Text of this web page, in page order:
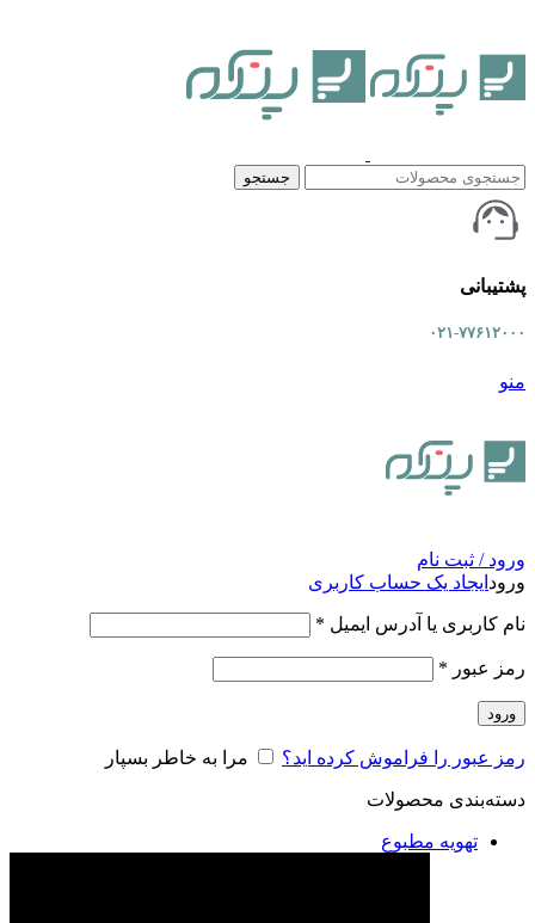
جستجو
پشتیبانی
۰۲۱-۷۷۶۱۲۰۰۰
منو
ورود / ثبت نام
ورود ایجاد یک حساب کاربری
نام کاربری یا آدرس ایمیل *
رمز عبور *
ورود
رمز عبور را فراموش کرده اید؟ مرا به خاطر بسپار
دسته‌بندی محصولات
تهویه مطبوع